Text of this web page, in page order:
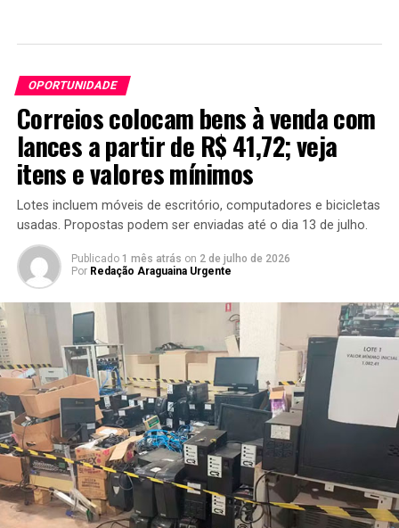
OPORTUNIDADE
Correios colocam bens à venda com
lances a partir de R$ 41,72; veja
itens e valores mínimos
Lotes incluem móveis de escritório, computadores e bicicletas
usadas. Propostas podem ser enviadas até o dia 13 de julho.
Publicado 1 mês atrás on 2 de julho de 2026
Por Redação Araguaina Urgente